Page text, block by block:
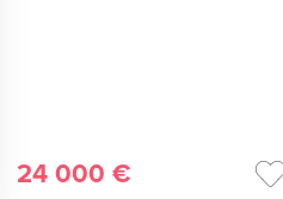
24 000 €